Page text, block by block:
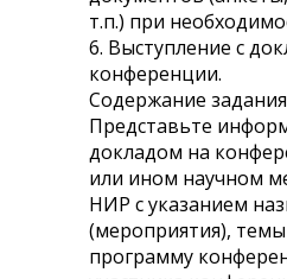
т.п.) при
6. Выступление с
конференции.
Содержание
Представьте
докладом на
или ином научном
НИР с указанием
(мероприятия),
программу